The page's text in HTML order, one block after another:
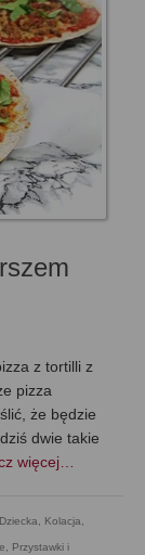
z tortilli z
pizza
że będzie
dwie takie
więcej…
Kolacja
Przystawki i